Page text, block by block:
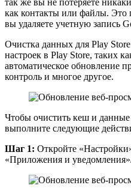
как контакты или файлы. Это
вы удаляете учетную запись
Очистка данных для Play
настроек в Play Store, таких
автоматическое обновление
контроль и многое другое.
Чтобы очистить кеш и данные
выполните следующие
Шаг 1: Откройте
«Приложения и